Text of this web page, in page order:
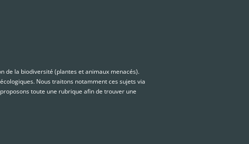
de la biodiversité (plantes et animaux menacés).
Nous traitons notamment ces sujets via
toute une rubrique afin de trouver une